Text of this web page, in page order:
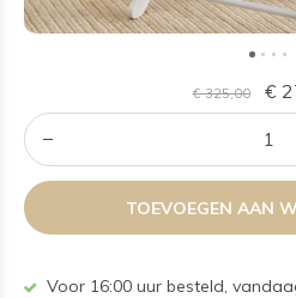
€ 325,00 €
TOEVOEGEN AAN
Voor 16:00 uur besteld,